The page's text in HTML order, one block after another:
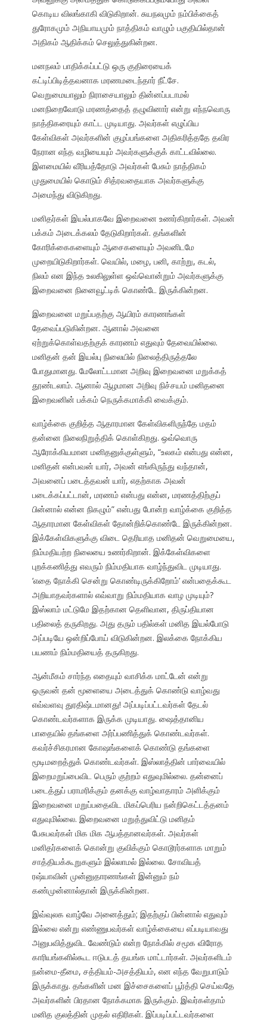
கொடிய விலங்காகி விடுகிறான். சுயநலமும் நம்பிக்கைத்
துரோகமும் அநியாயமும் நாத்திகம் வாழும் பகுதியில்தான்
அதிகம் ஆதிக்கம் செலுத்துகின்றன.
மனநலம் பாதிக்கப்பட்டு ஒரு குதிரையைக்
கட்டிப்பிடித்தவனாக மரணமடைந்தார் நீட்சே.
வெறுமையாலும் நிராசையாலும் தின்னப்படாமல்
மனநிறைவோடு மரணத்தைத் தழுவினார் என்று எந்நவொரு
நாத்திகரையும் காட்ட முடியாது. அவர்கள் எழுப்பிய
கேள்விகள் அவர்களின் குழப்பங்களை அதிகரித்ததே தவிர
நேரான எந்த வழியையும் அவர்களுக்குக் காட்டவில்லை.
இளமையில் வீரியத்தோடு அவர்கள் பேசும் நாத்திகம்
முதுமையில் கொடும் சித்ரவதையாக அவர்களுக்கு
அமைந்து விடுகிறது.
மனிதர்கள் இயல்பாகவே இறைவனை உணர்கிறார்கள். அவன்
பக்கம் அடைக்கலம் தேடுகிறார்கள். தங்களின்
கோரிக்கைகளையும் ஆசைகளையும் அவனிடமே
முறையிடுகிறார்கள். வெயில், மழை, பனி, காற்று, கடல்,
நிலம் என இந்த உலகிலுள்ள ஒவ்வொன்றும் அவர்களுக்கு
இறைவனை நினைவூட்டிக் கொண்டே இருக்கின்றன.
இறைவனை மறுப்பதற்கு ஆயிரம் காரணங்கள்
தேவைப்படுகின்றன. ஆனால் அவனை
ஏற்றுக்கொள்வதற்குக் காரணம் எதுவும் தேவையில்லை.
மனிதன் தன் இயல்பு நிலையில் நிலைத்திருத்தலே
போதுமானது. மேலோட்டமான அறிவு இறைவனை மறுக்கத்
தூண்டலாம். ஆனால் ஆழமான அறிவு நிச்சயம் மனிதனை
இறைவனின் பக்கம் நெருக்கமாக்கி வைக்கும்.
வாழ்க்கை குறித்த ஆதாரமான கேள்விகளிருந்தே மதம்
தன்னை நிலைநிறுத்திக் கொள்கிறது. ஒவ்வொரு
ஆரோக்கியமான மனிதனுக்குள்ளும், “உலகம் என்பது என்ன,
மனிதன் என்பவன் யார், அவன் எங்கிருந்து வந்தான்,
அவனைப் படைத்தவன் யார், எதற்காக அவன்
படைக்கப்பட்டான், மரணம் என்பது என்ன, மரணத்திற்குப்
பின்னால் என்ன நிகழும்” என்பது போன்ற வாழ்க்கை குறித்த
ஆதாரமான கேள்விகள் தோன்றிக்கொண்டே இருக்கின்றன.
இக்கேள்விகளுக்கு விடை தெரியாத மனிதன் வெறுமையை,
நிம்மதியற்ற நிலையை உணர்கிறான். இக்கேள்விகளை
புறக்கணித்து எவரும் நிம்மதியாக வாழ்ந்துவிட முடியாது.
‘எதை நோக்கி சென்று கொண்டிருக்கிறோம்’ என்பதைக்கூட
அறியாதவர்களால் எவ்வாறு நிம்மதியாக வாழ முடியும்?
இஸ்லாம் மட்டுமே இதற்கான தெளிவான, திருப்தியான
பதிலைத் தருகிறது. அது தரும் பதில்கள் மனித இயல்போடு
அப்படியே ஒன்றிப்போய் விடுகின்றன. இலக்கை நோக்கிய
பயணம் நிம்மதியைத் தருகிறது.
ஆன்மீகம் சார்ந்த எதையும் வாசிக்க மாட்டேன் என்று
ஒருவன் தன் மூளையை அடைத்துக் கொண்டு வாழ்வது
எவ்வளவு துரதிஷ்டமானது! அப்படிப்பட்டவர்கள் தேடல்
கொண்டவர்களாக இருக்க முடியாது. ஷைத்தானிய
பாதையில் தங்களை அர்ப்பணித்துக் கொண்டவர்கள்.
கவர்ச்சிகரமான கோஷங்களைக் கொண்டு தங்களை
மூடிமறைத்துக் கொண்டவர்கள். இஸ்லாத்தின் பார்வையில்
இறைமறுப்பைவிட பெரும் குற்றம் எதுவுமில்லை. தன்னைப்
படைத்துப் பராமரிக்கும் தனக்கு வாழ்வாதாரம் அளிக்கும்
இறைவனை மறுப்பதைவிட மிகப்பெரிய நன்றிகெட்டத்தனம்
எதுவுமில்லை. இறைவனை மறுத்துவிட்டு மனிதம்
பேசுபவர்கள் மிக மிக ஆபத்தானவர்கள். அவர்கள்
மனிதர்களைக் கொன்று குவிக்கும் கொடூரர்களாக மாறும்
சாத்தியக்கூறுகளும் இல்லாமல் இல்லை. சோவியத்
ரஷ்யாவின் முன்னுதாரணங்கள் இன்னும் நம்
கண்முன்னால்தான் இருக்கின்றன.
இவ்வுலக வாழ்வே அனைத்தும்; இதற்குப் பின்னால் எதுவும்
இல்லை என்று எண்ணுபவர்கள் வாழ்க்கையை எப்படியாவது
அனுபவித்துவிட வேண்டும் என்ற நோக்கில் சமூக விரோத
காரியங்களில்கூட ஈடுபடத் தயங்க மாட்டார்கள். அவர்களிடம்
நன்மை-தீமை, சத்தியம்-அசத்தியம், என எந்த வேறுபாடும்
இருக்காது. தங்களின் மன இச்சைகளைப் பூர்த்தி செய்வதே
அவர்களின் பிரதான நோக்கமாக இருக்கும். இவர்கள்தாம்
மனித குலத்தின் முதல் எதிரிகள். இப்படிப்பட்டவர்களை